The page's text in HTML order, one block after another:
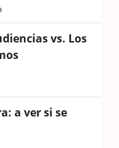
vs. Los
a ver si se